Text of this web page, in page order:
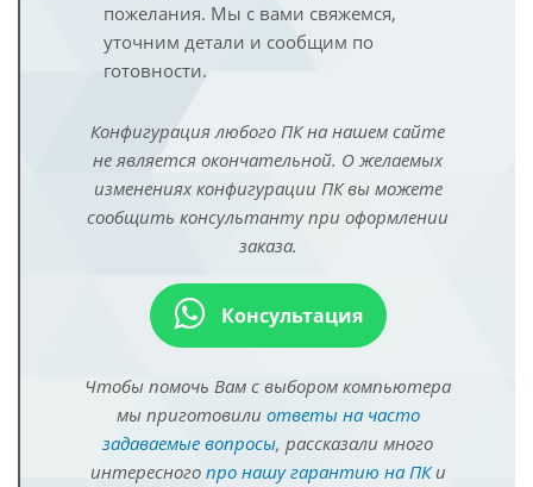
пожелания. Мы с вами свяжемся,
уточним детали и сообщим по
готовности.
Конфигурация любого ПК на нашем сайте
не является окончательной. О желаемых
изменениях конфигурации ПК вы можете
сообщить консультанту при оформлении
заказа.
Консультация
Чтобы помочь Вам с выбором компьютера
мы приготовили ответы на часто
задаваемые вопросы, рассказали много
интересного про нашу гарантию на ПКи